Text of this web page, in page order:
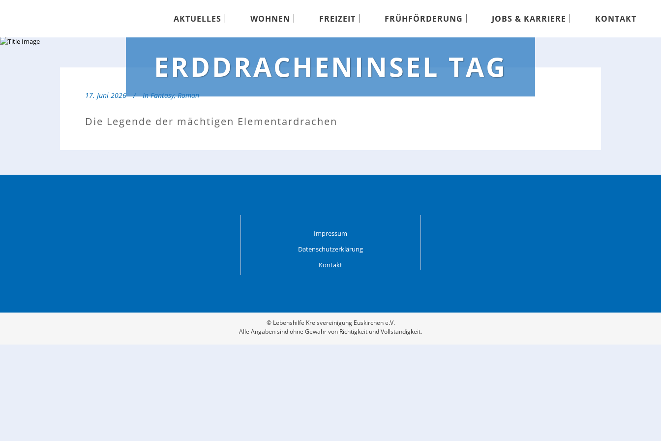
AKTUELLES WOHNEN FREIZEIT FRÜHFÖRDERUNG JOBS & KARRIERE KONTAKT
ERDDRACHENINSEL TAG
17. Juni 2026 In Fantasy,Roman
Die Legende der mächtigen Elementardrachen
Impressum
Datenschutzerklärung
Kontakt
© Lebenshilfe Kreisvereinigung Euskirchen e.V.
Alle Angaben sind ohne Gewähr von Richtigkeit und Vollständigkeit.